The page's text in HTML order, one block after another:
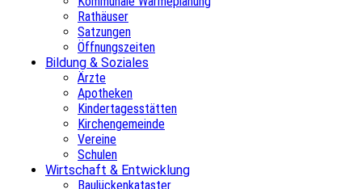
Rathäuser
Satzungen
Öffnungszeiten
Bildung & Soziales
Ärzte
Apotheken
Kindertagesstätten
Kirchengemeinde
Vereine
Schulen
Wirtschaft & Entwicklung
Baulückenkataster